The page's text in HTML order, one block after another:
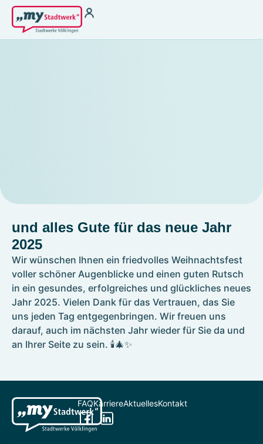
Strom
Strom zu BörsenpreisenVermieter
Energiespartipps
Energieausweis
Zählerablesung
FAQ
Kontakt
Umzugsservice
Formulare
Kontakt
Photovoltaik
Wallboxen
E-Mobilität für Völklingen
und alles Gute für das neue Jahr
2025
Wir wünschen Ihnen ein friedvolles Weihnachtsfest
voller schöner Augenblicke und einen guten Rutsch
in ein gesundes, erfolgreiches und glückliches neues
Jahr 2025. Vielen Dank für das Vertrauen, das Sie
uns jeden Tag entgegenbringen. Wir freuen uns
darauf, auch im nächsten Jahr wieder für Sie da und
an Ihrer Seite zu sein. 🕯️🎄✨
FAQKarriereAktuellesKontakt